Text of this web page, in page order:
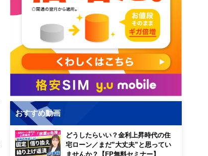
おすすめ動画
どうしたらいい？金利上昇時代の住
宅ローン／まだ”大丈夫”と思ってい
ませんか？【FP無料セミナー】